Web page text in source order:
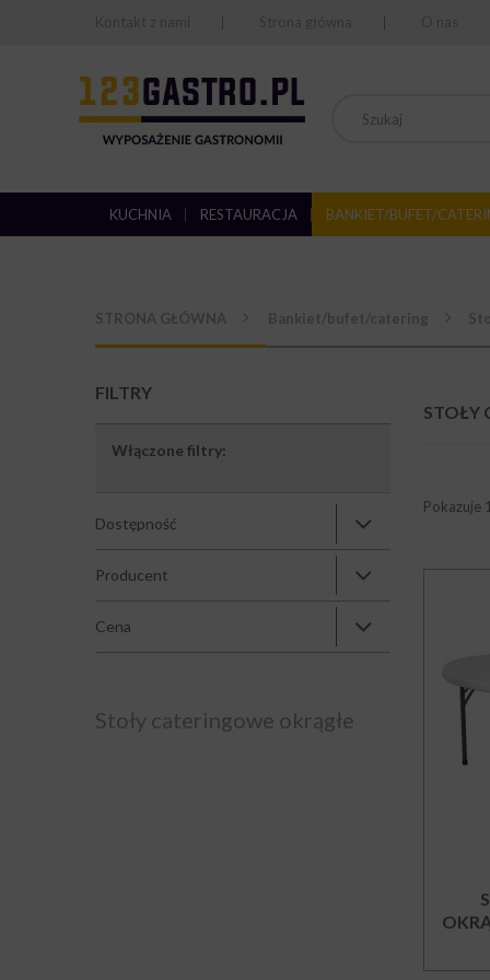
KUCHNIA RESTAURACJA BANKIET/BUFET/
FILTRY
Włączone filtry:
Dostępność
Producent
Cena
Stoły cateringowe okrągłe
STOŁY
Pokazuje